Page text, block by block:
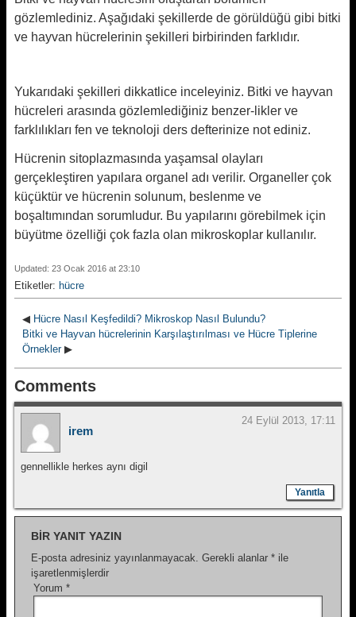
gözlemlediniz. Aşağıdaki şekillerde de görüldüğü gibi bitki
ve hayvan hücrelerinin şekilleri birbirinden farklıdır.
Yukarıdaki şekilleri dikkatlice inceleyiniz. Bitki ve hayvan
hücreleri arasında gözlemlediğiniz benzer-likler ve
farklılıkları fen ve teknoloji ders defterinize not ediniz.
Hücrenin sitoplazmasında yaşamsal olayları
gerçekleştiren yapılara organel adı verilir. Organeller çok
küçüktür ve hücrenin solunum, beslenme ve
boşaltımından sorumludur. Bu yapılarını görebilmek için
büyütme özelliği çok fazla olan mikroskoplar kullanılır.
Updated: 23 Ocak 2016 at 23:10
Etiketler: hücre
◀ Hücre Nasıl Keşfedildi? Mikroskop Nasıl Bulundu?
Bitki ve Hayvan hücrelerinin Karşılaştırılması ve Hücre Tiplerine
Örnekler▶
Comments
irem
24 Eylül 2013, 17:11
gennellikle herkes aynı digil
Yanıtla
BIR YANIT YAZIN
E-posta adresiniz yayınlanmayacak. Gerekli alanlar * ile
işaretlenmişlerdir
Yorum *